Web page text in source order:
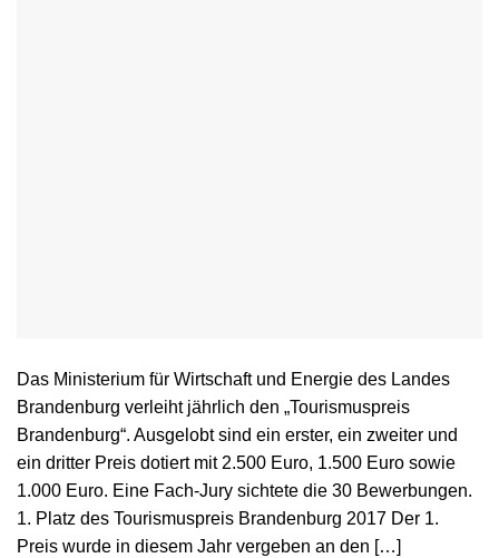
Das Ministerium für Wirtschaft und Energie des Landes
Brandenburg verleiht jährlich den „Tourismuspreis
Brandenburg“. Ausgelobt sind ein erster, ein zweiter und
ein dritter Preis dotiert mit 2.500 Euro, 1.500 Euro sowie
1.000 Euro. Eine Fach-Jury sichtete die 30 Bewerbungen.
1. Platz des Tourismuspreis Brandenburg 2017 Der 1.
Preis wurde in diesem Jahr vergeben an den […]